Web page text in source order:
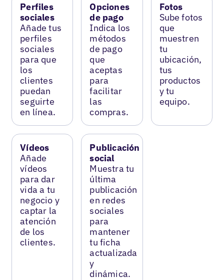
Perfiles
sociales
Añade tus
perfiles
sociales
para que
los
clientes
puedan
seguirte
en línea.
Opciones
de pago
Indica los
métodos
de pago
que
aceptas
para
facilitar
las
compras.
Fotos
Sube fotos
que
muestren
tu
ubicación,
tus
productos
y tu
equipo.
Vídeos
Añade
vídeos
para dar
vida a tu
negocio y
captar la
atención
de los
clientes.
Publicación
social
Muestra tu
última
publicación
en redes
sociales
para
mantener
tu ficha
actualizada
y
dinámica.